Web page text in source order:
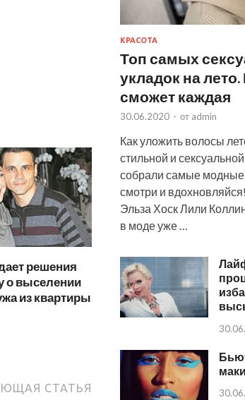
решения
о выселении
из квартиры
СТАТЬЯ
КРАСОТА
Топ самых
укладок на
сможет каждая
30.06.2020 - от admin
Как уложить волосы
стильной и
собрали самые модные
смотри и
Эльза Хоск Лили
в моде уже …